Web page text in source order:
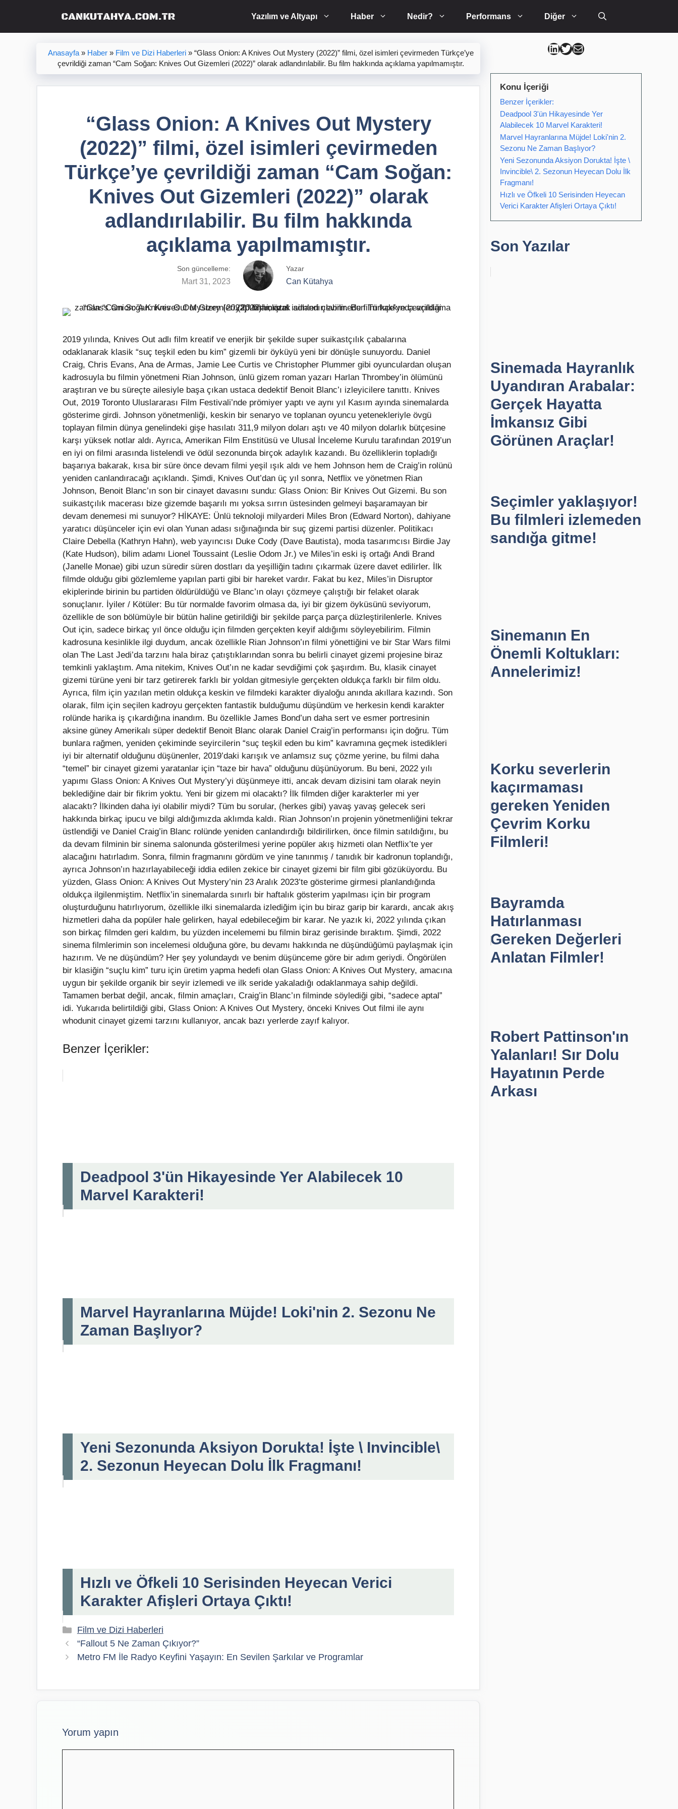
Yazılım ve Altyapı Haber Nedir? Performans Diğer
Anasayfa » Haber » Film ve Dizi Haberleri » “Glass Onion: A Knives Out Mystery (2022)” filmi, özel isimleri çevirmeden Türkçe’ye
çevrildiği zaman “Cam Soğan: Knives Out Gizemleri (2022)” olarak adlandırılabilir. Bu film hakkında açıklama yapılmamıştır.
“Glass Onion: A Knives Out Mystery
(2022)” filmi, özel isimleri çevirmeden
Türkçe’ye çevrildiği zaman “Cam Soğan:
Knives Out Gizemleri (2022)” olarak
adlandırılabilir. Bu film hakkında
açıklama yapılmamıştır.
Son güncelleme:
Mart 31, 2023
Yazar
Can Kütahya
2019 yılında, Knives Out adlı film kreatif ve enerjik bir şekilde super suikastçılık çabalarına
odaklanarak klasik “suç teşkil eden bu kim” gizemli bir öyküyü yeni bir dönüşle sunuyordu. Daniel
Craig, Chris Evans, Ana de Armas, Jamie Lee Curtis ve Christopher Plummer gibi oyunculardan oluşan
kadrosuyla bu filmin yönetmeni Rian Johnson, ünlü gizem roman yazarı Harlan Thrombey’in ölümünü
araştıran ve bu süreçte ailesiyle başa çıkan ustaca dedektif Benoit Blanc’ı izleyicilere tanıttı. Knives
Out, 2019 Toronto Uluslararası Film Festivali’nde prömiyer yaptı ve aynı yıl Kasım ayında sinemalarda
gösterime girdi. Johnson yönetmenliği, keskin bir senaryo ve toplanan oyuncu yetenekleriyle övgü
toplayan filmin dünya genelindeki gişe hasılatı 311,9 milyon doları aştı ve 40 milyon dolarlık bütçesine
karşı yüksek notlar aldı. Ayrıca, Amerikan Film Enstitüsü ve Ulusal İnceleme Kurulu tarafından 2019’un
en iyi on filmi arasında listelendi ve ödül sezonunda birçok adaylık kazandı. Bu özelliklerin topladığı
başarıya bakarak, kısa bir süre önce devam filmi yeşil ışık aldı ve hem Johnson hem de Craig’in rolünü
yeniden canlandıracağı açıklandı. Şimdi, Knives Out’dan üç yıl sonra, Netflix ve yönetmen Rian
Johnson, Benoit Blanc’ın son bir cinayet davasını sundu: Glass Onion: Bir Knives Out Gizemi. Bu son
suikastçılık macerası bize gizemde başarılı mı yoksa sırrın üstesinden gelmeyi başaramayan bir
devam denemesi mi sunuyor? HİKAYE: Ünlü teknoloji milyarderi Miles Bron (Edward Norton), dahiyane
yaratıcı düşünceler için evi olan Yunan adası sığınağında bir suç gizemi partisi düzenler. Politikacı
Claire Debella (Kathryn Hahn), web yayıncısı Duke Cody (Dave Bautista), moda tasarımcısı Birdie Jay
(Kate Hudson), bilim adamı Lionel Toussaint (Leslie Odom Jr.) ve Miles’in eski iş ortağı Andi Brand
(Janelle Monae) gibi uzun süredir süren dostları da yeşilliğin tadını çıkarmak üzere davet edilirler. İlk
filmde olduğu gibi gözlemleme yapılan parti gibi bir hareket vardır. Fakat bu kez, Miles’in Disruptor
ekiplerinde birinin bu partiden öldürüldüğü ve Blanc’ın olayı çözmeye çalıştığı bir felaket olarak
sonuçlanır. İyiler / Kötüler: Bu tür normalde favorim olmasa da, iyi bir gizem öyküsünü seviyorum,
özellikle de son bölümüyle bir bütün haline getirildiği bir şekilde parça parça düzleştirilenlerle. Knives
Out için, sadece birkaç yıl önce olduğu için filmden gerçekten keyif aldığımı söyleyebilirim. Filmin
kadrosuna kesinlikle ilgi duydum, ancak özellikle Rian Johnson’ın filmi yönettiğini ve bir Star Wars filmi
olan The Last Jedi’da tarzını hala biraz çatıştıklarından sonra bu belirli cinayet gizemi projesine biraz
temkinli yaklaştım. Ama nitekim, Knives Out’ın ne kadar sevdiğimi çok şaşırdım. Bu, klasik cinayet
gizemi türüne yeni bir tarz getirerek farklı bir yoldan gitmesiyle gerçekten oldukça farklı bir film oldu.
Ayrıca, film için yazılan metin oldukça keskin ve filmdeki karakter diyaloğu anında akıllara kazındı. Son
olarak, film için seçilen kadroyu gerçekten fantastik bulduğumu düşündüm ve herkesin kendi karakter
rolünde harika iş çıkardığına inandım. Bu özellikle James Bond’un daha sert ve esmer portresinin
aksine güney Amerikalı süper dedektif Benoit Blanc olarak Daniel Craig’in performansı için doğru. Tüm
bunlara rağmen, yeniden çekiminde seyircilerin “suç teşkil eden bu kim” kavramına geçmek istedikleri
iyi bir alternatif olduğunu düşünenler, 2019’daki karışık ve anlamsız suç çözme yerine, bu filmi daha
“temel” bir cinayet gizemi yaratanlar için “taze bir hava” olduğunu düşünüyorum. Bu beni, 2022 yılı
yapımı Glass Onion: A Knives Out Mystery’yi düşünmeye itti, ancak devam dizisini tam olarak neyin
beklediğine dair bir fikrim yoktu. Yeni bir gizem mi olacaktı? İlk filmden diğer karakterler mi yer
alacaktı? İlkinden daha iyi olabilir miydi? Tüm bu sorular, (herkes gibi) yavaş yavaş gelecek seri
hakkında birkaç ipucu ve bilgi aldığımızda aklımda kaldı. Rian Johnson’ın projenin yönetmenliğini tekrar
üstlendiği ve Daniel Craig’in Blanc rolünde yeniden canlandırdığı bildirilirken, önce filmin satıldığını, bu
da devam filminin bir sinema salonunda gösterilmesi yerine popüler akış hizmeti olan Netflix’te yer
alacağını hatırladım. Sonra, filmin fragmanını gördüm ve yine tanınmış / tanıdık bir kadronun toplandığı,
ayrıca Johnson’ın hazırlayabileceği iddia edilen zekice bir cinayet gizemi bir film gibi gözüküyordu. Bu
yüzden, Glass Onion: A Knives Out Mystery’nin 23 Aralık 2023’te gösterime girmesi planlandığında
oldukça ilgilenmiştim. Netflix’in sinemalarda sınırlı bir haftalık gösterim yapılması için bir program
oluşturduğunu hatırlıyorum, özellikle ilki sinemalarda izlediğim için bu biraz garip bir karardı, ancak akış
hizmetleri daha da popüler hale gelirken, hayal edebileceğim bir karar. Ne yazık ki, 2022 yılında çıkan
son birkaç filmden geri kaldım, bu yüzden incelememi bu filmin biraz gerisinde bıraktım. Şimdi, 2022
sinema filmlerimin son incelemesi olduğuna göre, bu devamı hakkında ne düşündüğümü paylaşmak için
hazırım. Ve ne düşündüm? Her şey yolundaydı ve benim düşünceme göre bir adım geriydi. Öngörülen
bir klasiğin “suçlu kim” turu için üretim yapma hedefi olan Glass Onion: A Knives Out Mystery, amacına
uygun bir şekilde organik bir seyir izlemedi ve ilk seride yakaladığı odaklanmaya sahip değildi.
Tamamen berbat değil, ancak, filmin amaçları, Craig’in Blanc’ın filminde söylediği gibi, “sadece aptal”
idi. Yukarıda belirtildiği gibi, Glass Onion: A Knives Out Mystery, önceki Knives Out filmi ile aynı
whodunit cinayet gizemi tarzını kullanıyor, ancak bazı yerlerde zayıf kalıyor.
Benzer İçerikler:
Deadpool 3'ün Hikayesinde Yer Alabilecek 10
Marvel Karakteri!
Marvel Hayranlarına Müjde! Loki'nin 2. Sezonu Ne
Zaman Başlıyor?
Yeni Sezonunda Aksiyon Dorukta! İşte \ Invincible\
2. Sezonun Heyecan Dolu İlk Fragmanı!
Hızlı ve Öfkeli 10 Serisinden Heyecan Verici
Karakter Afişleri Ortaya Çıktı!
Kategoriler
Film ve Dizi Haberleri
“Fallout 5 Ne Zaman Çıkıyor?”
Metro FM İle Radyo Keyfini Yaşayın: En Sevilen Şarkılar ve Programlar
Yorum yapın
Can Kütahya Linkedin
Can Kütahya Twitter
Can Kütahya Mail
Konu İçeriği
Benzer İçerikler:
Deadpool 3'ün Hikayesinde Yer
Alabilecek 10 Marvel Karakteri!
Marvel Hayranlarına Müjde! Loki'nin 2.
Sezonu Ne Zaman Başlıyor?
Yeni Sezonunda Aksiyon Dorukta! İşte \
Invincible\ 2. Sezonun Heyecan Dolu İlk
Fragmanı!
Hızlı ve Öfkeli 10 Serisinden Heyecan
Verici Karakter Afişleri Ortaya Çıktı!
Son Yazılar
Sinemada Hayranlık
Uyandıran Arabalar:
Gerçek Hayatta
İmkansız Gibi
Görünen Araçlar!
Seçimler yaklaşıyor!
Bu filmleri izlemeden
sandığa gitme!
Sinemanın En
Önemli Koltukları:
Annelerimiz!
Korku severlerin
kaçırmaması
gereken Yeniden
Çevrim Korku
Filmleri!
Bayramda
Hatırlanması
Gereken Değerleri
Anlatan Filmler!
Robert Pattinson'ın
Yalanları! Sır Dolu
Hayatının Perde
Arkası